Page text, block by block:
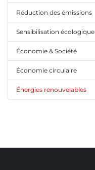
Réduction des émissions
Sensibilisation écologique
Économie & Société
Économie circulaire
Énergies renouvelables